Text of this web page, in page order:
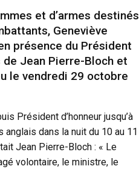
et d’armes destinés
Geneviève
présence du Président
Jean Pierre-Bloch et
le vendredi 29 octobre
Président d’honneur jusqu’à
dans la nuit du 10 au 11
Jean Pierre-Bloch : « Le
volontaire, le ministre, le